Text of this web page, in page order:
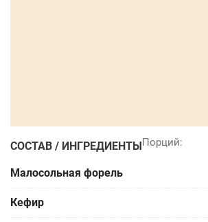
СОСТАВ / ИНГРЕДИЕНТЫ
Малосольная форель
Кефир